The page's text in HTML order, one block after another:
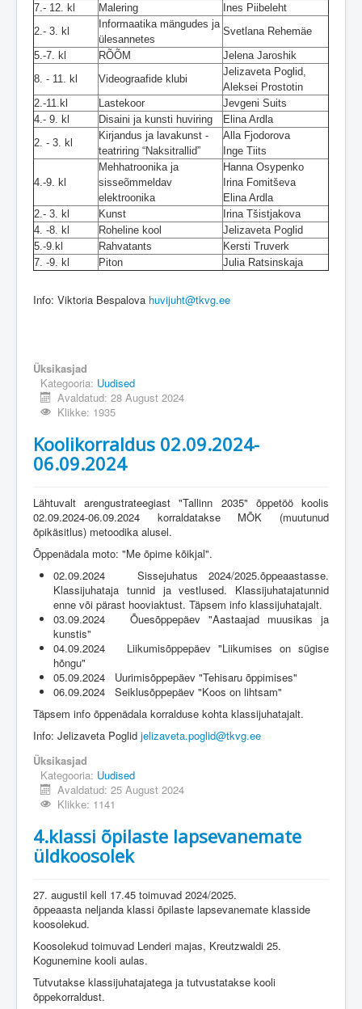
7.- 12. kl
Malering
Ines Piibeleht
2.- 3. kl
Informaatika mängudes ja
ülesannetes
Svetlana Rehemäe
5.-7. kl
RÕÕM
Jelena Jaroshik
8. - 11. kl
Videograafide klubi
Jelizaveta Poglid,
Aleksei Prostotin
2.-11.kl
Lastekoor
Jevgeni Suits
4.- 9. kl
Disaini ja kunsti huviring
Elina Ardla
2. - 3. kl
Kirjandus ja lavakunst -
teatriring “Naksitrallid”
Alla Fjodorova
Inge Tiits
4.-9. kl
Mehhatroonika ja
sisseõmmeldav
elektroonika
Hanna Osypenko
Irina Fomitševa
Elina Ardla
2.- 3. kl
Kunst
Irina Tšistjakova
4. -8. kl
Roheline kool
Jelizaveta Poglid
5.-9.kl
Rahvatants
Kersti Truverk
7. -9. kl
Piton Julia Ratsinskaja
Info: Viktoria Bespalova huvijuht@tkvg.ee
Üksikasjad
Kategooria: Uudised
Avaldatud: 28 August 2024
Klikke: 1935
Koolikorraldus 02.09.2024-
06.09.2024
Lähtuvalt arengustrateegiast "Tallinn 2035" õppetöö koolis
02.09.2024-06.09.2024 korraldatakse MÕK (muutunud
õpikäsitlus) metoodika alusel.
Õppenädala moto: "Me õpime kõikjal".
02.09.2024 Sissejuhatus 2024/2025.õppeaastasse.
Klassijuhataja tunnid ja vestlused. Klassijuhatajatunnid
enne või pärast hooviaktust. Täpsem info klassijuhatajalt.
03.09.2024 Õuesõppepäev "Aastaajad muusikas ja
kunstis"
04.09.2024 Liikumisõppepäev "Liikumises on sügise
hõngu"
05.09.2024 Uurimisõppepäev "Tehisaru õppimises"
06.09.2024 Seiklusõppepäev "Koos on lihtsam"
Täpsem info õppenädala korralduse kohta klassijuhatajalt.
Info: Jelizaveta Poglid jelizaveta.poglid@tkvg.ee
Üksikasjad
Kategooria: Uudised
Avaldatud: 25 August 2024
Klikke: 1141
4.klassi õpilaste lapsevanemate
üldkoosolek
27. augustil kell 17.45 toimuvad 2024/2025.
õppeaasta neljanda klassi õpilaste lapsevanemate klasside
koosolekud.
Koosolekud toimuvad Lenderi majas, Kreutzwaldi 25.
Kogunemine kooli aulas.
Tutvutakse klassijuhatajatega ja tutvustatakse kooli
õppekorraldust.